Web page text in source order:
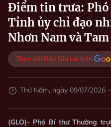
Điểm tin trưa:
Tỉnh ủy chỉ đạo
Nhơn Nam và Tam
Theo dõi Báo Gia Lai trên
Thứ Năm, ngày 09/07/2026
(GLO)- Phó Bí thư Thường